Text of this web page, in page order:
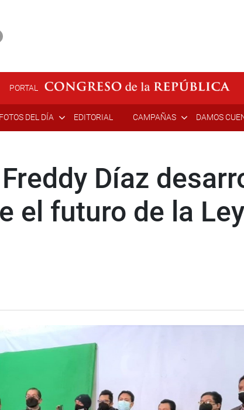
PORTAL
FOTOS DEL DÍA EDITORIAL CAMPAÑAS DAMOS
Díaz
el futuro de la